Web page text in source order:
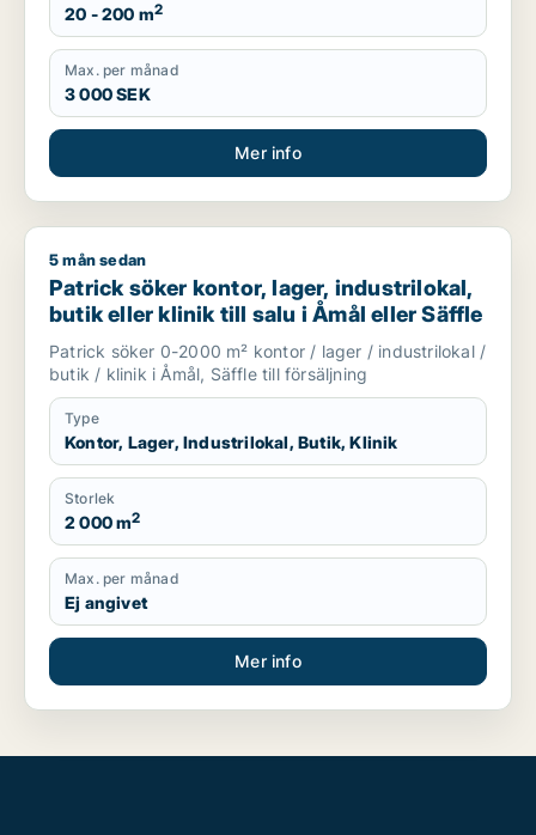
20 - 200 m2
Max. per månad
3 000 SEK
Mer info
Patrick söker kontor, lager, industrilokal, butik eller klinik till
5 mån sedan
Patrick söker kontor, lager, industrilokal,
butik eller klinik till salu i Åmål eller Säffle
Patrick söker 0-2000 m² kontor / lager / industrilokal /
butik / klinik i Åmål, Säffle till försäljning
Type
Kontor, Lager, Industrilokal, Butik, Klinik
Storlek
2 000 m2
Max. per månad
Ej angivet
Mer info